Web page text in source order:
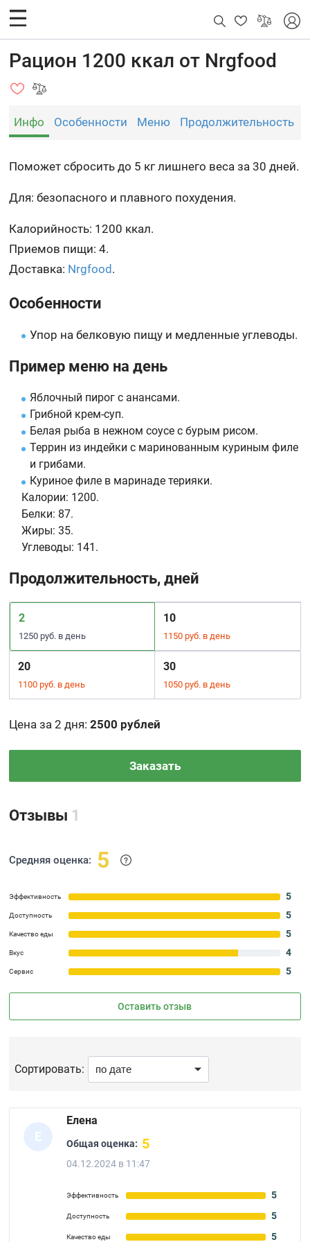
Рацион 1200 ккал от Nrgfood
Инфо Особенности Меню Продолжительность
Поможет сбросить до 5 кг лишнего веса за 30 дней.
Для: безопасного и плавного похудения.
Калорийность: 1200 ккал.
Приемов пищи: 4.
Доставка: Nrgfood .
Особенности
Упор на белковую пищу и медленные углеводы.
Пример меню на день
Яблочный пирог с анансами.
Грибной крем-суп.
Белая рыба в нежном соусе с бурым рисом.
Террин из индейки с маринованным куриным филе
и грибами.
Куриное филе в маринаде терияки.
Калории: 1200.
Белки: 87.
Жиры: 35.
Углеводы: 141.
Продолжительность, дней
2
1250 руб. в день
10
1150 руб. в день
20
1100 руб. в день
30
1050 руб. в день
Цена за 2 дня:2500 рублей
Заказать
Отзывы 1
Средняя оценка: 5
Эффективность 5
Доступность 5
Качество еды 5
Вкус 4
Сервис 5
Оставить отзыв
Сортировать:
Е
Елена
Общая оценка: 5
04.12.2024 в 11:47
Эффективность 5
Доступность 5
Качество еды 5